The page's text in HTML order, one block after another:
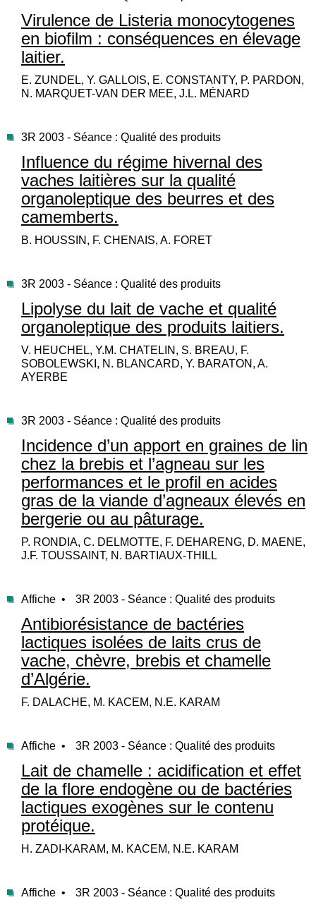
Virulence de Listeria monocytogenes
en biofilm : conséquences en élevage
laitier.
E. ZUNDEL, Y. GALLOIS, E. CONSTANTY, P. PARDON,
N. MARQUET-VAN DER MEE, J.L. MÉNARD
3R 2003 - Séance : Qualité des produits
Influence du régime hivernal des
vaches laitières sur la qualité
organoleptique des beurres et des
camemberts.
B. HOUSSIN, F. CHENAIS, A. FORET
3R 2003 - Séance : Qualité des produits
Lipolyse du lait de vache et qualité
organoleptique des produits laitiers.
V. HEUCHEL, Y.M. CHATELIN, S. BREAU, F.
SOBOLEWSKI, N. BLANCARD, Y. BARATON, A.
AYERBE
3R 2003 - Séance : Qualité des produits
Incidence d’un apport en graines de lin
chez la brebis et l’agneau sur les
performances et le profil en acides
gras de la viande d’agneaux élevés en
bergerie ou au pâturage.
P. RONDIA, C. DELMOTTE, F. DEHARENG, D. MAENE,
J.F. TOUSSAINT, N. BARTIAUX-THILL
Affiche • 3R 2003 - Séance : Qualité des produits
Antibiorésistance de bactéries
lactiques isolées de laits crus de
vache, chèvre, brebis et chamelle
d’Algérie.
F. DALACHE, M. KACEM, N.E. KARAM
Affiche • 3R 2003 - Séance : Qualité des produits
Lait de chamelle : acidification et effet
de la flore endogène ou de bactéries
lactiques exogènes sur le contenu
protéique.
H. ZADI-KARAM, M. KACEM, N.E. KARAM
Affiche • 3R 2003 - Séance : Qualité des produits